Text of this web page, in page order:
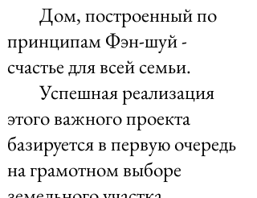
Дом, построенный по
принципам Фэн-шуй -
счастье для всей семьи.
Успешная реализация
этого важного проекта
базируется в первую очередь
на грамотном выборе